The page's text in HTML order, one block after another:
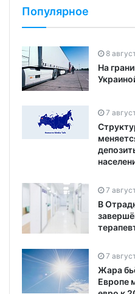
Популярное
8
На
7
7
В
7
Жара
Европе